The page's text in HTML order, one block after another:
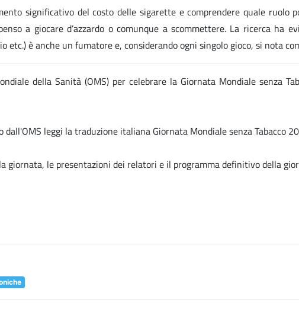
significativo del costo delle sigarette e comprendere quale ruolo
a giocare d’azzardo o comunque a scommettere. La ricerca
etc.) è anche un fumatore e, considerando ogni singolo gioco, si nota
della Sanità (OMS) per celebrare la Giornata Mondiale senza
dall'OMS leggi la traduzione italiana Giornata Mondiale senza Tabacco
giornata, le presentazioni dei relatori e il programma definitivo della